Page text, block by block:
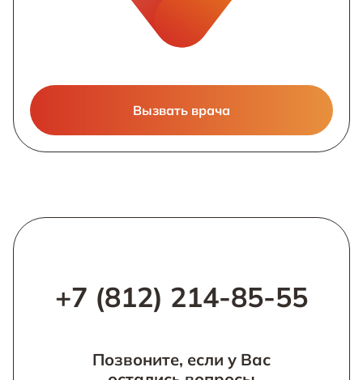
Вызвать врача
+7 (812) 214-85-55
Позвоните, если у Вас